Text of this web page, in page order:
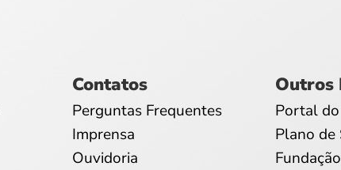
Contatos
Perguntas Frequentes
Imprensa
Ouvidoria
Outros
Portal
Plano de